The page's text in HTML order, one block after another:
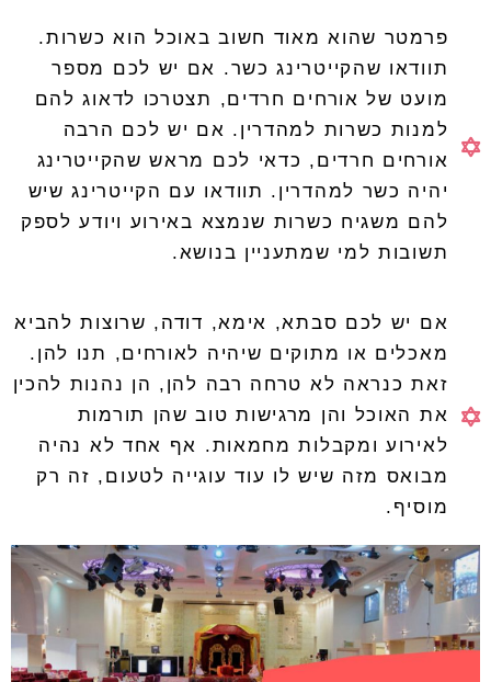
פרמטר שהוא מאוד חשוב באוכל הוא כשרות.
תוודאו שהקייטרינג כשר. אם יש לכם מספר
מועט של אורחים חרדים, תצטרכו לדאוג להם
למנות כשרות למהדרין. אם יש לכם הרבה
אורחים חרדים, כדאי לכם מראש שהקייטרינג
יהיה כשר למהדרין. תוודאו עם הקייטרינג שיש
להם משגיח כשרות שנמצא באירוע ויודע לספק
תשובות למי שמתעניין בנושא.
אם יש לכם סבתא, אימא, דודה, שרוצות להביא
מאכלים או מתוקים שיהיה לאורחים, תנו להן.
זאת כנראה לא טרחה רבה להן, הן נהנות להכין
את האוכל והן מרגישות טוב שהן תורמות
לאירוע ומקבלות מחמאות. אף אחד לא נהיה
מבואס מזה שיש לו עוד עוגייה לטעום, זה רק
מוסיף.